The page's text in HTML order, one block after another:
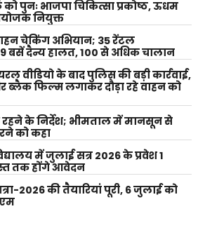
को पुनः भाजपा चिकित्सा प्रकोष्ठ, ऊधम
नियुक्त
चेकिंग अभियान; 35 रेंटल
बसें दैन्य हालत, 100 से अधिक चालान
वीडियो के बाद पुलिस की बड़ी कार्रवाई,
ब्लैक फिल्म लगाकर दौड़ा रहे वाहन को
रहने के निर्देश; भीमताल में मानसून से
को कहा
में जुलाई सत्र 2026 के प्रवेश 1
तक होंगे आवेदन
2026 की तैयारियां पूरी, 6 जुलाई को